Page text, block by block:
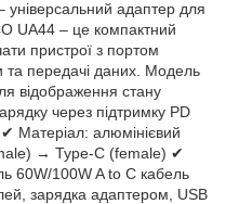
адаптер для
UA44 – це компактний
пристрої з портом
та передачі даних. Модель
відображення стану
через підтримку PD
Матеріал: алюмінієвий
→ Type-C (female) ✔
60W/100W A to C кабель
зарядка адаптером, USB